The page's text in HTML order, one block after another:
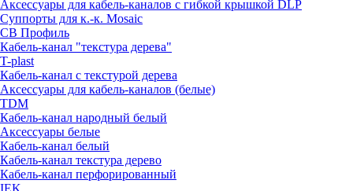
Аксессуары для кабель-каналов с гибкой крышкой DLP
Суппорты для к.-к. Mosaic
СВ Профиль
Кабель-канал "текстура дерева"
T-plast
Кабель-канал с текстурой дерева
Аксессуары для кабель-каналов (белые)
TDM
Кабель-канал народный белый
Аксессуары белые
Кабель-канал белый
Кабель-канал текстура дерево
Кабель-канал перфорированный
IEK